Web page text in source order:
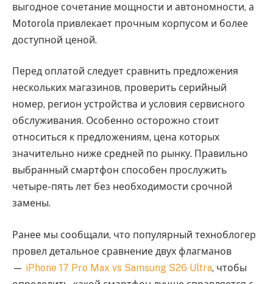
выгодное сочетание мощности и автономности, а
Motorola привлекает прочным корпусом и более
доступной ценой.
Перед оплатой следует сравнить предложения
нескольких магазинов, проверить серийный
номер, регион устройства и условия сервисного
обслуживания. Особенно осторожно стоит
относиться к предложениям, цена которых
значительно ниже средней по рынку. Правильно
выбранный смартфон способен прослужить
четыре-пять лет без необходимости срочной
замены.
Ранее мы сообщали, что популярный техноблогер
провел детальное сравнение двух флагманов
— iPhone 17 Pro Max vs Samsung S26 Ultra, чтобы